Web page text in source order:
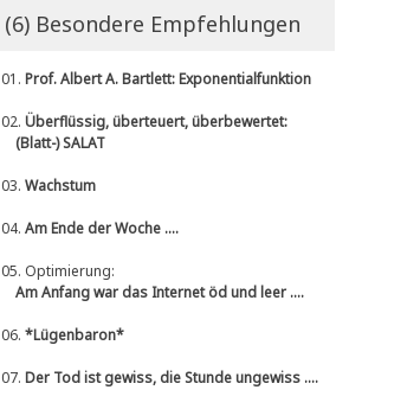
(6) Besondere Empfehlungen
01. Prof. Albert A. Bartlett: Exponentialfunktion
02. Überflüssig, überteuert, überbewertet:
(Blatt-) SALAT
03. Wachstum
04. Am Ende der Woche ....
05. Optimierung:
Am Anfang war das Internet öd und leer ....
06. *Lügenbaron*
07. Der Tod ist gewiss, die Stunde ungewiss ....